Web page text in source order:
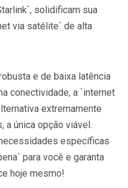
solidificam sua
via satélite` de alta
e de baixa latência
conectividade, a `internet
extremamente
a única opção viável.
específicas
para você e garanta
hoje mesmo!